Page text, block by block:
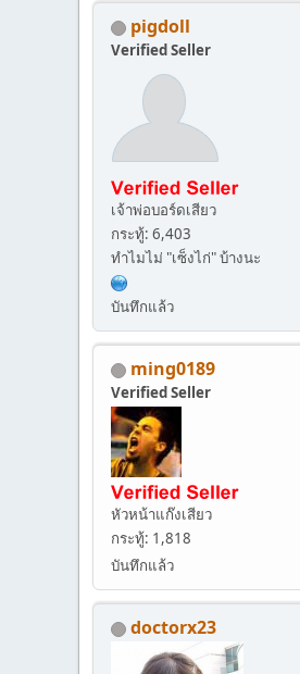
pigdoll
Verified Seller
เจ้าพ่อบอร์ดเสียว
กระทู้: 6,403
ทำไมไม่ "เซ็งไก่" บ้างนะ
บันทึกแล้ว
ming0189
Verified Seller
หัวหน้าแก๊งเสียว
กระทู้: 1,818
บันทึกแล้ว
doctorx23